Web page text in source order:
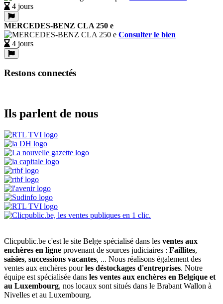
4 jours
MERCEDES-BENZ CLA 250 e
Consulter le bien
4 jours
Restons connectés
Ils parlent de nous
Clicpublic.be c'est le site Belge spécialisé dans les ventes aux
enchères en ligne provenant de sources judiciaires : Faillites,
saisies, successions vacantes, ... Nous réalisons également des
ventes aux enchères pourles déstockages d'entreprises. Notre
équipe est spécialisée dans les ventes aux enchères en Belgique et
au Luxembourg, nos locaux sont situés dans le Brabant Wallon à
Nivelles et au Luxembourg.